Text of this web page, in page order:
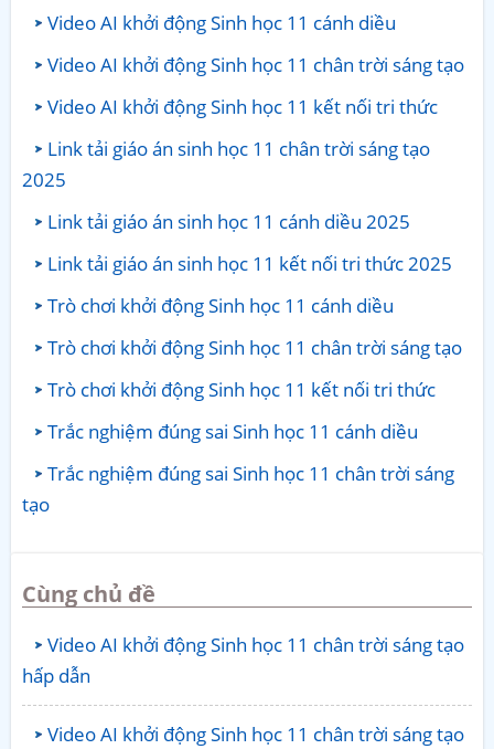
Video AI khởi động Sinh học 11 cánh diều
Video AI khởi động Sinh học 11 chân trời sáng tạo
Video AI khởi động Sinh học 11 kết nối tri thức
Link tải giáo án sinh học 11 chân trời sáng tạo
2025
Link tải giáo án sinh học 11 cánh diều 2025
Link tải giáo án sinh học 11 kết nối tri thức 2025
Trò chơi khởi động Sinh học 11 cánh diều
Trò chơi khởi động Sinh học 11 chân trời sáng tạo
Trò chơi khởi động Sinh học 11 kết nối tri thức
Trắc nghiệm đúng sai Sinh học 11 cánh diều
Trắc nghiệm đúng sai Sinh học 11 chân trời sáng
tạo
Cùng chủ đề
Video AI khởi động Sinh học 11 chân trời sáng tạo
hấp dẫn
Video AI khởi động Sinh học 11 chân trời sáng tạo